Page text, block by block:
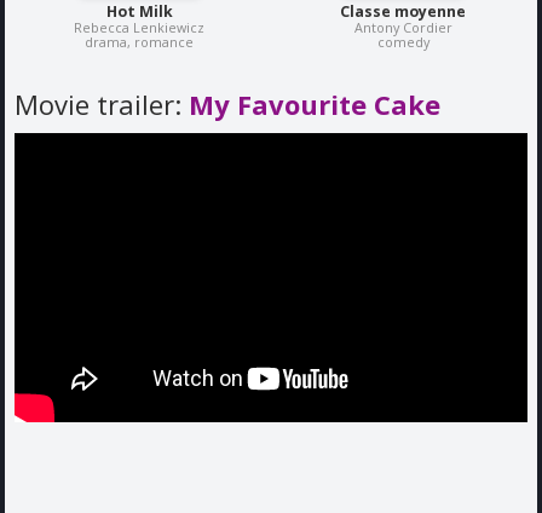
Hot Milk
Rebecca Lenkiewicz
drama, romance
Classe moyenne
Antony Cordier
comedy
Movie trailer: My Favourite Cake